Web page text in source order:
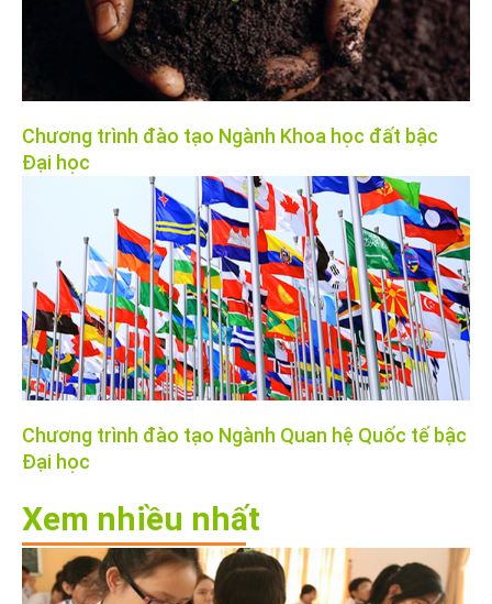
Chương trình đào tạo Ngành Khoa học đất bậc
Đại học
Chương trình đào tạo Ngành Quan hệ Quốc tế bậc
Đại học
Xem nhiều nhất